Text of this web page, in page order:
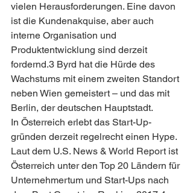
vielen Herausforderungen. Eine davon
ist die Kundenakquise, aber auch
interne Organisation und
Produktentwicklung sind derzeit
fordernd.3 Byrd hat die Hürde des
Wachstums mit einem zweiten Standort
neben Wien gemeistert – und das mit
Berlin, der deutschen Hauptstadt.
In Österreich erlebt das Start-Up-
gründen derzeit regelrecht einen Hype.
Laut dem U.S. News & World Report ist
Österreich unter den Top 20 Ländern für
Unternehmertum und Start-Ups nach